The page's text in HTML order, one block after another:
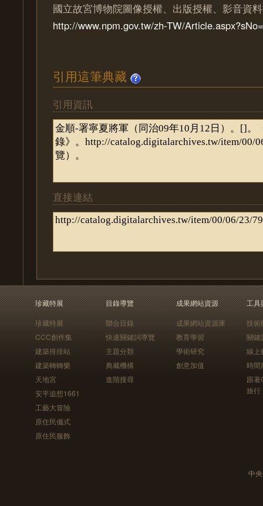
國立故宮博物院圖像授權、出版授權、影音資
http://www.npm.gov.tw/zh-TW/
引用這筆典藏
引用資訊
直接連結
珍藏特展
珍藏特展
CCC創作集
建築排排站
建築轉轉樂
天地宮
安平追想1661
工藝大冒險
原住民儀式
原住民服飾
目錄導覽
聯合目錄
快速關鍵詞導覽
主題分類
典藏機構
進階搜尋
成果網站資源
成果網站資源庫
教育學習
學術研究
創意加值
工具
技術
關鍵
線上
時間
跟
旅行
中